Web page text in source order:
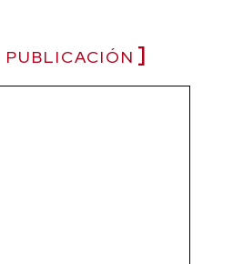
PUBLICACIÓN